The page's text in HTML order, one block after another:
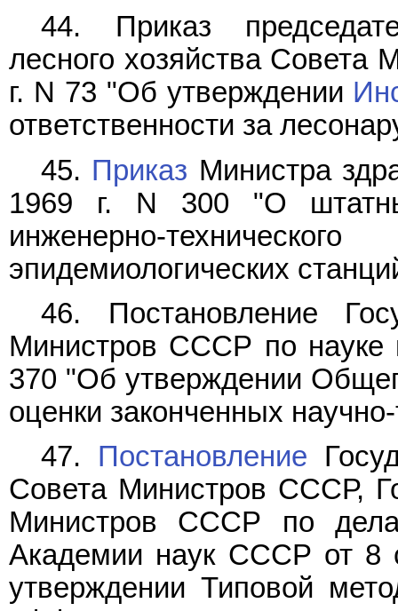
44. Приказ
лесного хозяйства
г. N 73 "Об утверждении
ответственности за
45. Приказ Министра
1969 г. N 300 "О
инженерно-
эпидемиологических
46. Постановление
Министров СССР по науке
370 "Об утверждении
оценки законченных
47. Постановление
Совета Министров СССР,
Министров СССР по
Академии наук СССР от 8
утверждении Типовой